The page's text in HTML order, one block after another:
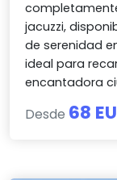
jacuzzi,
de serenidad
ideal para
encantadora
Desde 68